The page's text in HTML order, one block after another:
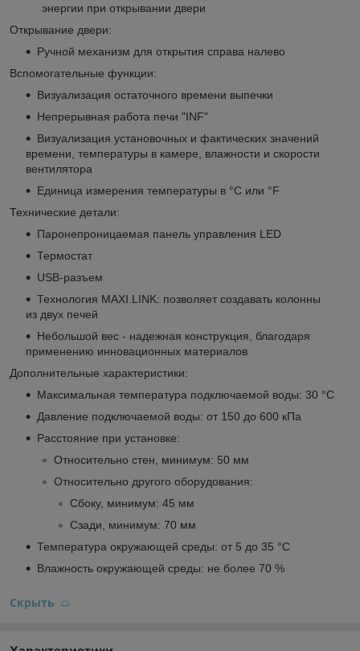
энергии при открывании двери
Открывание двери:
Ручной механизм для открытия справа налево
Вспомогательные функции:
Визуализация остаточного времени выпечки
Непрерывная работа печи "INF"
Визуализация установочных и фактических значений
времени, температуры в камере, влажности и скорости
вентилятора
Единица измерения температуры в °C или °F
Технические детали:
Паронепроницаемая панель управления LED
Термостат
USB-разъем
Технология MAXI.LINK: позволяет создавать колонны
из двух печей
Небольшой вес - надежная конструкция, благодаря
применению инновационных материалов
Дополнительные характеристики:
Максимальная температура подключаемой воды: 30 °C
Давление подключаемой воды: от 150 до 600 кПа
Расстояние при установке:
Относительно стен, минимум: 50 мм
Относительно другого оборудования:
Сбоку, минимум: 45 мм
Сзади, минимум: 70 мм
Температура окружающей среды: от 5 до 35 °C
Влажность окружающей среды: не более 70 %
Скрыть